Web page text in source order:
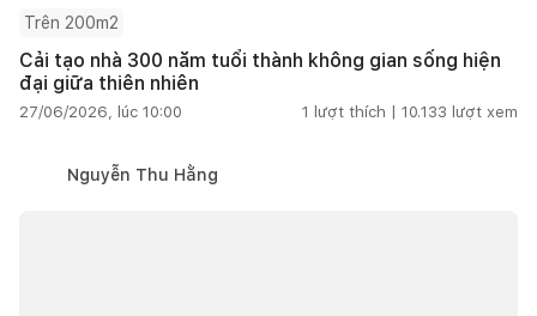
Trên 200m2
Cải tạo nhà 300 năm tuổi thành không gian sống hiện
đại giữa thiên nhiên
27/06/2026, lúc 10:00 1 lượt thích | 10.133 lượt xem
Nguyễn Thu Hằng